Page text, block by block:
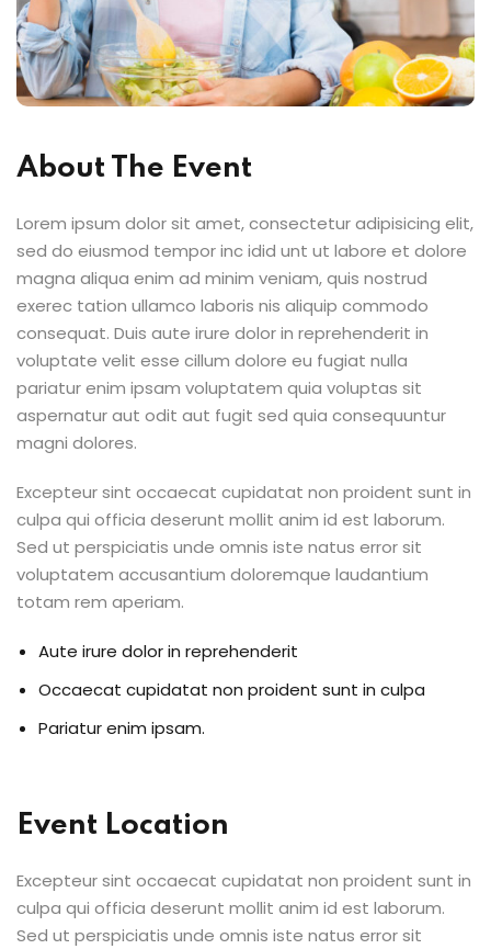
About The Event
Lorem ipsum dolor sit amet, consectetur adipisicing elit,
sed do eiusmod tempor inc idid unt ut labore et dolore
magna aliqua enim ad minim veniam, quis nostrud
exerec tation ullamco laboris nis aliquip commodo
consequat. Duis aute irure dolor in reprehenderit in
voluptate velit esse cillum dolore eu fugiat nulla
pariatur enim ipsam voluptatem quia voluptas sit
aspernatur aut odit aut fugit sed quia consequuntur
magni dolores.
Excepteur sint occaecat cupidatat non proident sunt in
culpa qui officia deserunt mollit anim id est laborum.
Sed ut perspiciatis unde omnis iste natus error sit
voluptatem accusantium doloremque laudantium
totam rem aperiam.
Aute irure dolor in reprehenderit
Occaecat cupidatat non proident sunt in culpa
Pariatur enim ipsam.
Event Location
Excepteur sint occaecat cupidatat non proident sunt in
culpa qui officia deserunt mollit anim id est laborum.
Sed ut perspiciatis unde omnis iste natus error sit